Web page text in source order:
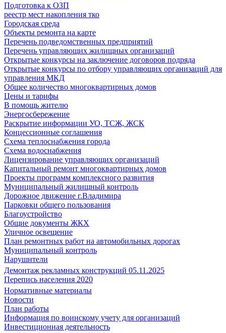
Подготовка к ОЗП
реестр мест накопления тко
Городская среда
Объекты ремонта на карте
Перечень подведомственных предприятий
Перечень управляющих жилищных организаций
Открытые конкурсы на заключение договоров подряда
Открытые конкурсы по отбору управляющих организаций для
управления МКД
Общее количество многоквартирных домов
Цены и тарифы
В помощь жителю
Энергосбережение
Раскрытие информации УО, ТСЖ, ЖСК
Концессионные соглашения
Схема теплоснабжения города
Схема водоснабжения
Лицензирование управляющих организаций
Капитальный ремонт многоквартирных домов
Проекты программ комплексного развития
Муниципальный жилищный контроль
Дорожное движение г.Владимира
Парковки общего пользования
Благоустройство
Общие документы ЖКХ
Уличное освещение
План ремонтных работ на автомобильных дорогах
Муниципальный контроль
Нарушители
Демонтаж рекламных конструкций 05.11.2025
Перепись населения 2020
Нормативные материалы
Новости
План работы
Информация по воинскому учету для организаций
Инвестиционная деятельность